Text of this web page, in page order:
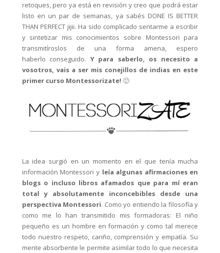
retoques, pero ya está en revisión y creo que podrá estar
listo en un par de semanas, ya sabés DONE IS BETTER
THAN PERFECT jijii. Ha sido complicado sentarme a escribir
y sintetizar mis conocimientos sobre Montessori para
transmitíroslos de una forma amena, espero
haberlo conseguido. Y para saberlo, os necesito a
vosotros, vais a ser mis conejillos de indias en este
primer curso Montessorizate! 🙂
La idea surgió en un momento en el que tenía mucha
información Montessori y leía algunas afirmaciones en
blogs o incluso libros afamados que para mí eran
total y absolutamente inconcebibles desde una
perspectiva Montessori. Como yo entiendo la filosofía y
como me lo han transmitido mis formadoras: El niño
pequeño es un hombre en formación y como tal merece
todo nuestro respeto, cariño, comprensión y empatía. Su
mente absorbente le permite asimilar todo lo que necesita